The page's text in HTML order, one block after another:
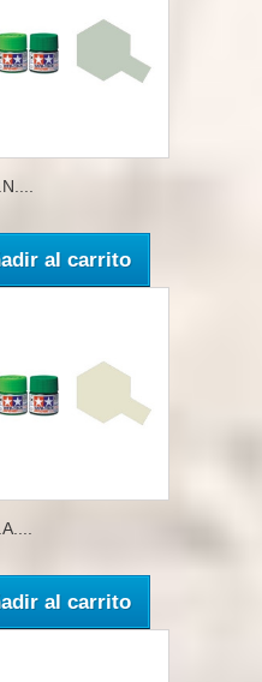
al carrito
al carrito